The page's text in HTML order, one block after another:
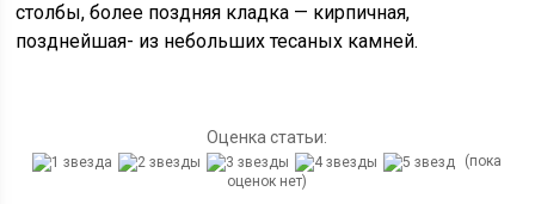
столбы, более поздняя кладка — кирпичная,
позднейшая- из небольших тесаных камней.
Оценка статьи:
(пока
оценок нет)